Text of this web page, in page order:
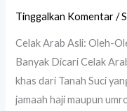
Tinggalkan Komentar /
Celak Arab Asli: Oleh-
Banyak Dicari Celak
khas dari Tanah Suci
jamaah haji maupun